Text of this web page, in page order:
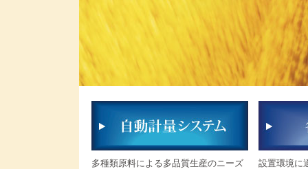
多種類原料による多品質生産のニーズ
設置環境に